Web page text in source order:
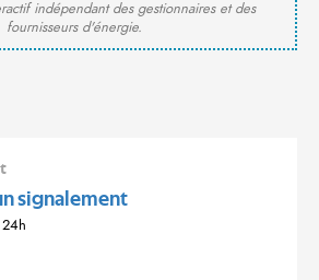
indépendant des gestionnaires et des
fournisseurs d'énergie.
signalement